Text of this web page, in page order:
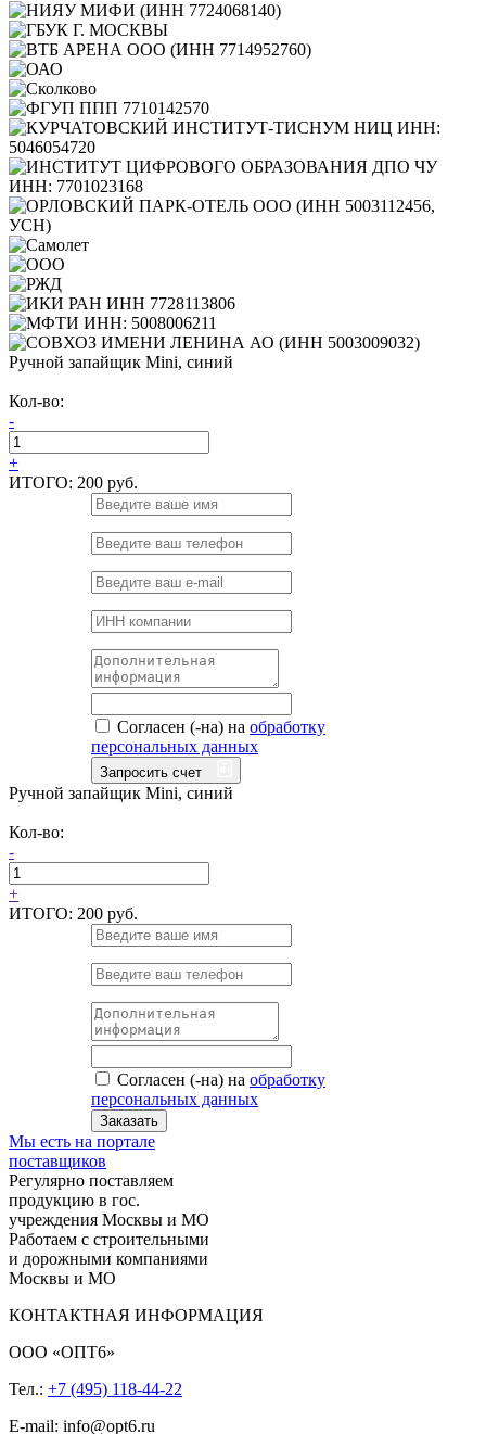
Ручной запайщик Mini, синий
Кол-во:
-
+
ИТОГО: 200 руб.
Согласен (-на) на обработку
персональных данных
Запросить счет
Ручной запайщик Mini, синий
Кол-во:
-
+
ИТОГО: 200 руб.
Согласен (-на) на обработку
персональных данных
Заказать
Мы есть на портале
поставщиков
Регулярно поставляем
продукцию в гос.
учреждения Москвы и МО
Работаем с строительными
и дорожными компаниями
Москвы и МО
КОНТАКТНАЯ ИНФОРМАЦИЯ
ООО «ОПТ6»
Тел.: +7 (495) 118-44-22
E-mail: info@opt6.ru